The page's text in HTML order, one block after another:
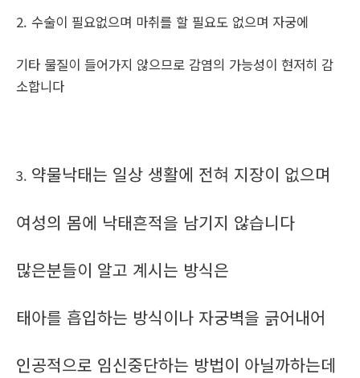
2. 수술이 필요없으며 마취를 할 필요도 없으며 자궁에
기타 물질이 들어가지 않으므로 감염의 가능성이 현저히 감
소합니다
3. 약물낙태는 일상 생활에 전혀 지장이 없으며
여성의 몸에 낙태흔적을 남기지 않습니다
많은분들이 알고 계시는 방식은
태아를 흡입하는 방식이나 자궁벽을 긁어내어
인공적으로 임신중단하는 방법이 아닐까하는데